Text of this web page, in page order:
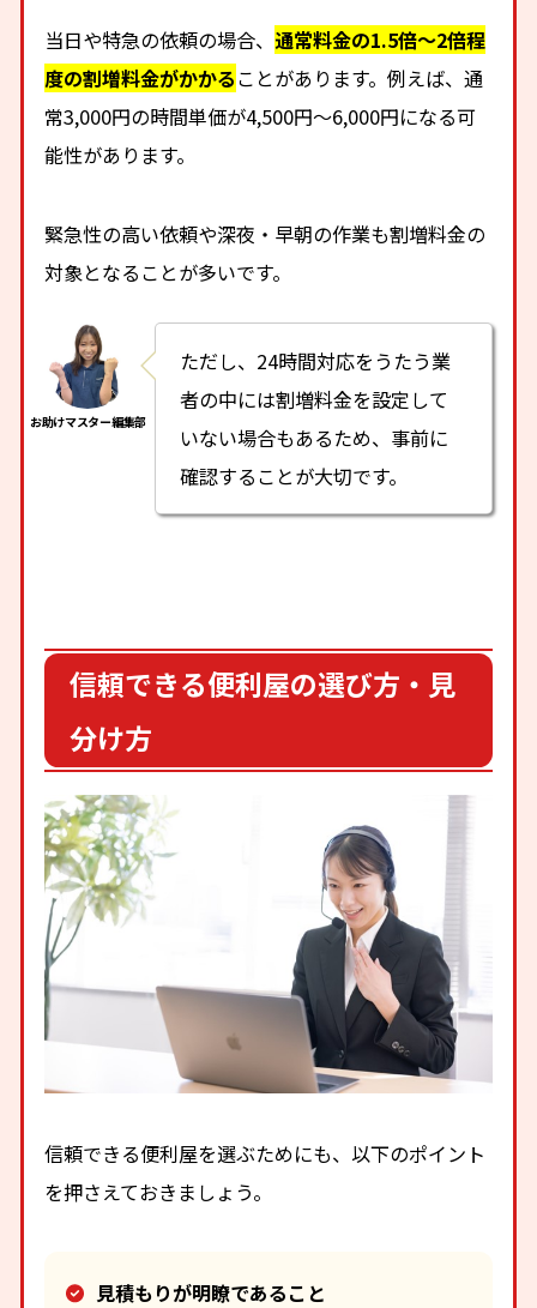
当日や特急の依頼の場合、 通常料金の1.5倍〜2倍程
度の割増料金がかかることがあります。例えば、通
常3,000円の時間単価が4,500円〜6,000円になる可
能性があります。
緊急性の高い依頼や深夜・早朝の作業も割増料金の
対象となることが多いです。
ただし、24時間対応をうたう業
者の中には割増料金を設定して
いない場合もあるため、事前に
確認することが大切です。
信頼できる便利屋の選び方・見
分け方
信頼できる便利屋を選ぶためにも、以下のポイント
を押さえておきましょう。
見積もりが明瞭であること